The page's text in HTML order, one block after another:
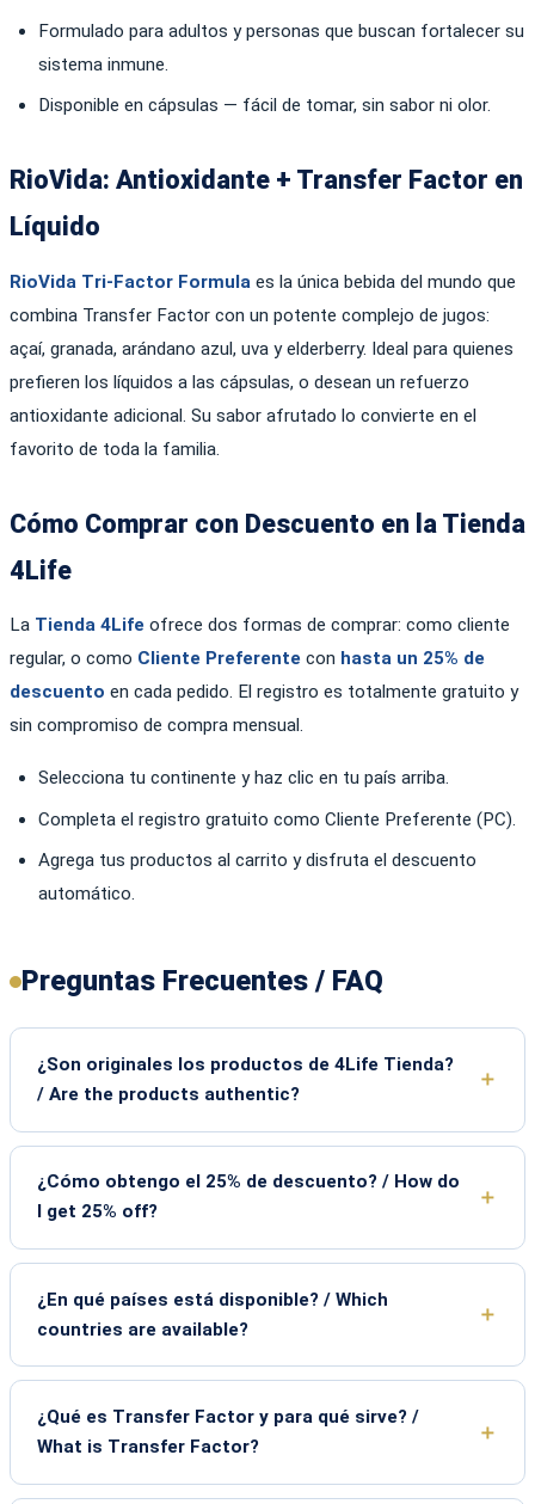
Formulado para adultos y personas que buscan fortalecer su
sistema inmune.
Disponible en cápsulas — fácil de tomar, sin sabor ni olor.
RioVida: Antioxidante + Transfer Factor en
Líquido
RioVida Tri-Factor Formula es la única bebida del mundo que
combina Transfer Factor con un potente complejo de jugos:
açaí, granada, arándano azul, uva y elderberry. Ideal para quienes
prefieren los líquidos a las cápsulas, o desean un refuerzo
antioxidante adicional. Su sabor afrutado lo convierte en el
favorito de toda la familia.
Cómo Comprar con Descuento en la Tienda
4Life
La Tienda 4Life ofrece dos formas de comprar: como cliente
regular, o como Cliente Preferente con hasta un 25% de
descuento en cada pedido. El registro es totalmente gratuito y
sin compromiso de compra mensual.
Selecciona tu continente y haz clic en tu país arriba.
Completa el registro gratuito como Cliente Preferente (PC).
Agrega tus productos al carrito y disfruta el descuento
automático.
Preguntas Frecuentes / FAQ
¿Son originales los productos de 4Life Tienda?
/ Are the products authentic?
¿Cómo obtengo el 25% de descuento? / How do
I get 25% off?
¿En qué países está disponible? / Which
countries are available?
¿Qué es Transfer Factor y para qué sirve? /
What is Transfer Factor?